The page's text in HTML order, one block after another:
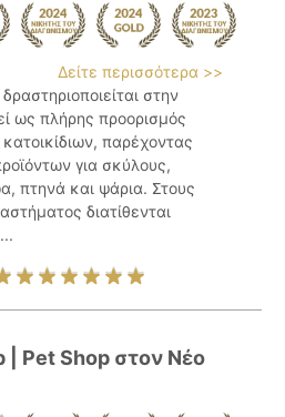
Δείτε περισσότερα >>
στην
ως πλήρης προορισμός
παρέχοντας
για σκύλους,
πτηνά και ψάρια. Στους
διατίθενται
| Pet Shop στον Νέο